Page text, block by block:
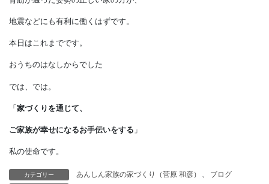
柱や梁の配置がシンプルで、
背筋のように通っていると、
長く使える家になります。
もちろん、
背筋が通った姿勢の正しい家の方が、
カテゴリー あんしん家族の家づくり（菅原 和彦） 、
ブログ